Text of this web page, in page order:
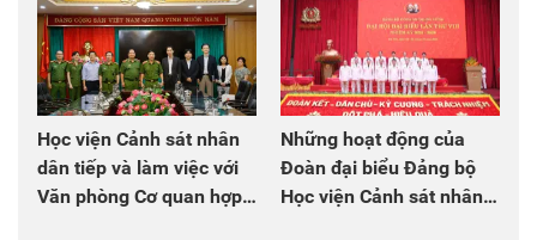
Học viện Cảnh sát nhân
dân tiếp và làm việc với
Văn phòng Cơ quan hợp
Những hoạt động của
Đoàn đại biểu Đảng bộ
Học viện Cảnh sát nhân